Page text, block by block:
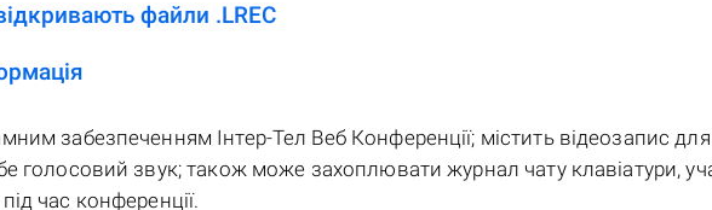
файли .LREC
забезпеченням Інтер-Тел Веб Конференції; містить відеозапис
голосовий звук; також може захоплювати журнал чату клавіатури,
час конференції.